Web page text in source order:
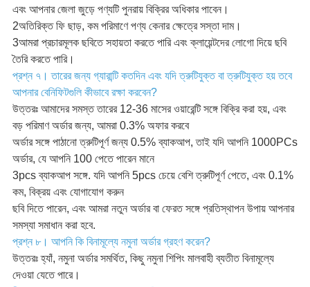
এবং আপনার জেলা জুড়ে পণ্যটি পুনরায় বিক্রির অধিকার পাবেন।
2অতিরিক্ত ফি ছাড়, কম পরিমাণে পণ্য কেনার ক্ষেত্রে সস্তা দাম।
3আমরা প্রচারমূলক ছবিতে সহায়তা করতে পারি এবং ক্লায়েন্টদের লোগো দিয়ে ছবি
তৈরি করতে পারি।
প্রশ্ন ৭। তারের জন্য গ্যারান্টি কতদিন এবং যদি ত্রুটিযুক্ত বা ত্রুটিযুক্ত হয় তবে
আপনার বেনিফিটগুলি কীভাবে রক্ষা করবেন?
উত্তরঃ আমাদের সমস্ত তারের 12-36 মাসের ওয়ারেন্টি সঙ্গে বিক্রি করা হয়, এবং
বড় পরিমাণ অর্ডার জন্য, আমরা 0.3% অফার করবে
অর্ডার সঙ্গে পাঠানো ত্রুটিপূর্ণ জন্য 0.5% ব্যাকআপ, তাই যদি আপনি 1000PCs
অর্ডার, যে আপনি 100 পেতে পারেন মানে
3pcs ব্যাকআপ সঙ্গে. যদি আপনি 5pcs চেয়ে বেশি ত্রুটিপূর্ণ পেতে, এবং 0.1%
কম, বিক্রয় এবং যোগাযোগ করুন
ছবি দিতে পারেন, এবং আমরা নতুন অর্ডার বা ফেরত সঙ্গে প্রতিস্থাপন উপায় আপনার
সমস্যা সমাধান করা হবে.
প্রশ্ন ৮। আপনি কি বিনামূল্যে নমুনা অর্ডার গ্রহণ করেন?
উত্তরঃ হ্যাঁ, নমুনা অর্ডার সমর্থিত, কিছু নমুনা শিপিং মালবাহী ব্যতীত বিনামূল্যে
দেওয়া যেতে পারে।